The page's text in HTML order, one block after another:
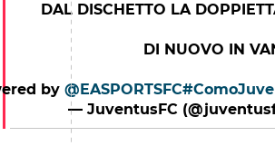
DAL DISCHETTO LA
DI NUOVO IN
by @EASPORTSFC#ComoJuve
— JuventusFC